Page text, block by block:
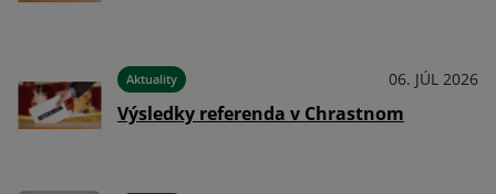
Aktuality 06. JÚL 2026
Výsledky referenda v Chrastnom